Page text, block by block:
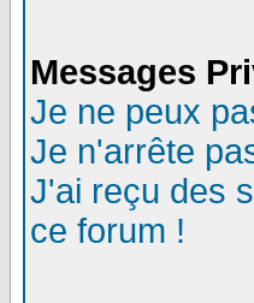
Messages
Je ne peux
Je n'arrête
J'ai reçu des
ce forum !